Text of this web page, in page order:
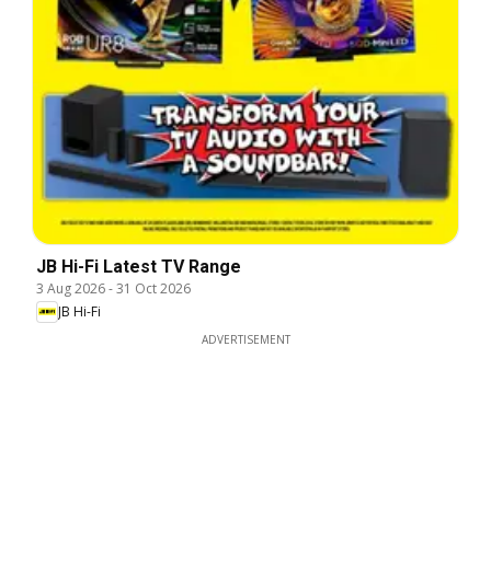
JB Hi-Fi Latest TV Range
3 Aug 2026-31 Oct 2026
JB Hi-Fi
ADVERTISEMENT